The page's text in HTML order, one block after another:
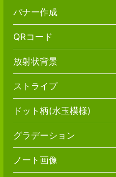
バナー作成
QRコード
放射状背景
ストライプ
ドット柄(水玉模様)
グラデーション
ノート画像